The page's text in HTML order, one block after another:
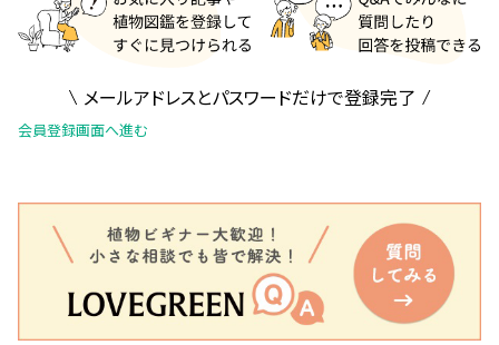
メールアドレスとパスワードだけで登録完了
会員登録画面へ進む